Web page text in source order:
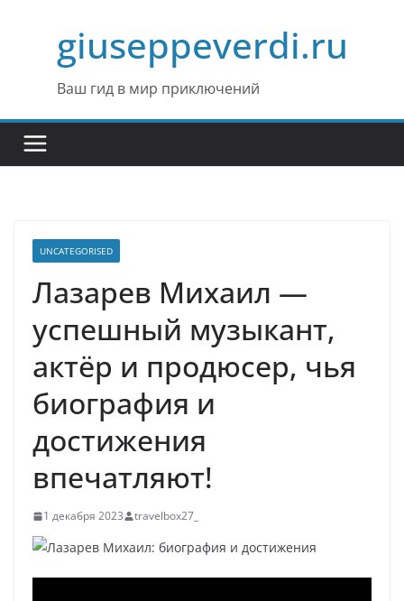
содержимомуgiuseppeverdi.ru
Ваш гид в мир приключений
UNCATEGORISED
Лазарев Михаил —
успешный музыкант,
актёр и продюсер, чья
биография и
достижения
впечатляют!
1 декабря 2023 travelbox27_